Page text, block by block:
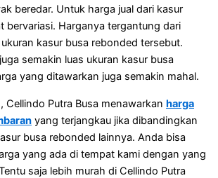
beredar. Untuk harga jual dari kasur
bervariasi. Harganya tergantung dari
kasur busa rebonded tersebut.
semakin luas ukuran kasur busa
yang ditawarkan juga semakin mahal.
Cellindo Putra Busa menawarkan harga
yang terjangkau jika dibandingkan
busa rebonded lainnya. Anda bisa
yang ada di tempat kami dengan yang
saja lebih murah di Cellindo Putra